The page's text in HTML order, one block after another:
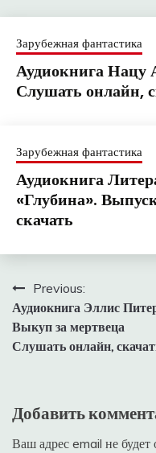
Зарубежная фантастика
Аудиокнига Нацу
Слушать онлайн,
Зарубежная фантастика
Аудиокнига
«Глубина».
скачать
Навигация
по
записям
Previous:
Аудиокнига Эллис
Выкуп за мертвеца
Слушать онлайн,
Добавить
Ваш адрес email не будет